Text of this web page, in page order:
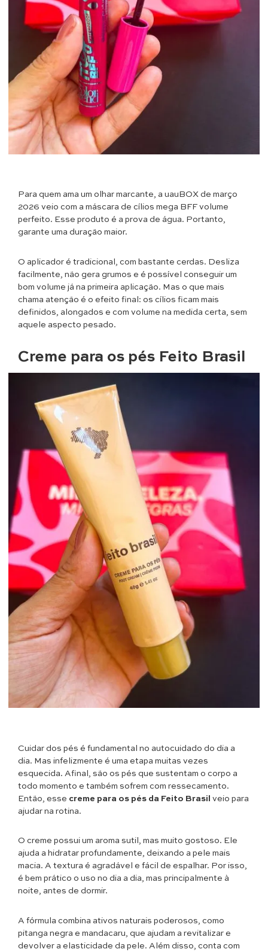
Para quem ama um olhar marcante, a uauBOX de março
2026 veio com a máscara de cílios mega BFF volume
perfeito. Esse produto é a prova de água. Portanto,
garante uma duração maior.
O aplicador é tradicional, com bastante cerdas. Desliza
facilmente, não gera grumos e é possível conseguir um
bom volume já na primeira aplicação. Mas o que mais
chama atenção é o efeito final: os cílios ficam mais
definidos, alongados e com volume na medida certa, sem
aquele aspecto pesado.
Creme para os pés Feito Brasil
Cuidar dos pés é fundamental no autocuidado do dia a
dia. Mas infelizmente é uma etapa muitas vezes
esquecida. Afinal, são os pés que sustentam o corpo a
todo momento e também sofrem com ressecamento.
Então, esse creme para os pés da Feito Brasil veio para
ajudar na rotina.
O creme possui um aroma sutil, mas muito gostoso. Ele
ajuda a hidratar profundamente, deixando a pele mais
macia. A textura é agradável e fácil de espalhar. Por isso,
é bem prático o uso no dia a dia, mas principalmente à
noite, antes de dormir.
A fórmula combina ativos naturais poderosos, como
pitanga negra e mandacaru, que ajudam a revitalizar e
devolver a elasticidade da pele. Além disso, conta com